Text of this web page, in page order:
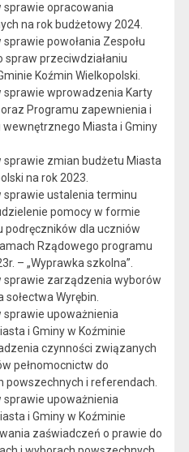
sprawie opracowania
na rok budżetowy 2024.
powołania Zespołu
spraw przeciwdziałaniu
Koźmin Wielkopolski.
sprawie wprowadzenia Karty
Programu zapewnienia i
Miasta i Gminy
sprawie zmian budżetu Miasta
na rok 2023.
sprawie ustalenia terminu
pomocy w formie
podręczników dla uczniów
Rządowego programu
– „Wyprawka szkolna”.
sprawie zarządzenia wyborów
sołectwa Wyrębin.
upoważnienia
i Gminy w Koźminie
czynności związanych
pełnomocnictw do
powszechnych i referendach.
upoważnienia
i Gminy w Koźminie
zaświadczeń o prawie do